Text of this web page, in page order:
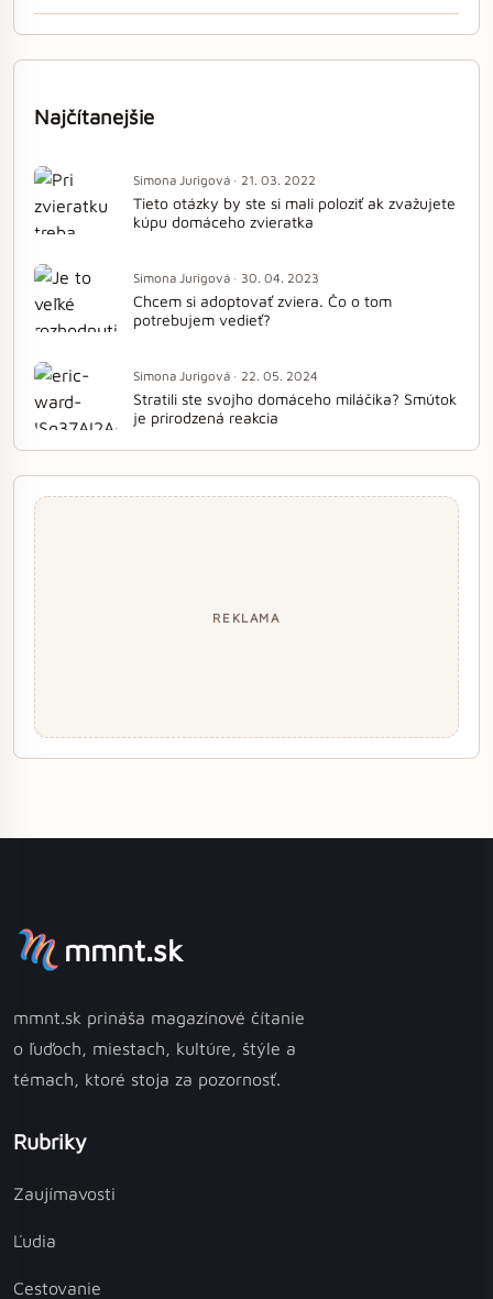
Najčítanejšie
Simona Jurigová · 21. 03. 2022
Tieto otázky by ste si mali poloziť ak zvažujete
kúpu domáceho zvieratka
Simona Jurigová · 30. 04. 2023
Chcem si adoptovať zviera. Čo o tom
potrebujem vedieť?
Simona Jurigová · 22. 05. 2024
Stratili ste svojho domáceho miláčika? Smútok
je prirodzená reakcia
REKLAMA
mmnt.sk
mmnt.sk prináša magazínové čítanie
o ľuďoch, miestach, kultúre, štýle a
témach, ktoré stoja za pozornosť.
Rubriky
Zaujímavosti
Ľudia
Cestovanie